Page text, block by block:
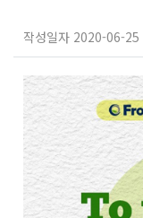
작성일자 2020-06-25